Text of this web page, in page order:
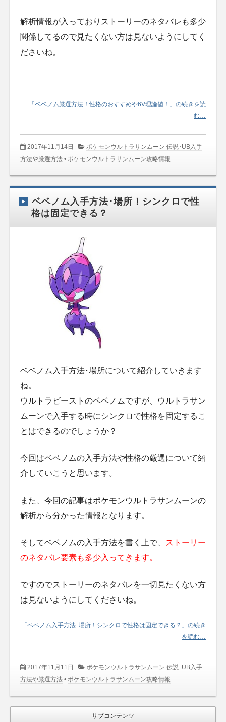
解析情報が入っておりストーリーのネタバレも多少
関係してるので見たくない方は見ないようにしてく
ださいね。
「ベベノム厳選方法！性格のおすすめや6V理論値！」の続きを読
む…
2017年11月14日
ポケモンウルトラサンムーン 伝説･UB入手
方法や厳選方法 • ポケモンウルトラサンムーン攻略情報
ベベノム入手方法･場所！シンクロで性
格は固定できる？
ベベノム入手方法･場所について紹介していきます
ね。
ウルトラビーストのベベノムですが、ウルトラサン
ムーンで入手する時にシンクロで性格を固定するこ
とはできるのでしょうか？
今回はベベノムの入手方法や性格の厳選について紹
介していこうと思います。
また、今回の記事はポケモンウルトラサンムーンの
解析から分かった情報となります。
そしてベベノムの入手方法を書く上で、
ストーリー
のネタバレ要素も多少入ってきます。
ですのでストーリーのネタバレを一切見たくない方
は見ないようにしてくださいね。
「ベベノム入手方法･場所！シンクロで性格は固定できる？」の続き
を読む…
2017年11月11日
ポケモンウルトラサンムーン 伝説･UB入手
方法や厳選方法 • ポケモンウルトラサンムーン攻略情報
サブコンテンツ